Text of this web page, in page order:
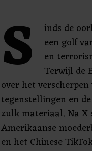
S
inds de
een golf
en
Terwijl de
over het
tegenstellingen en
zulk materiaal. Na X
Amerikaanse
en het Chinese